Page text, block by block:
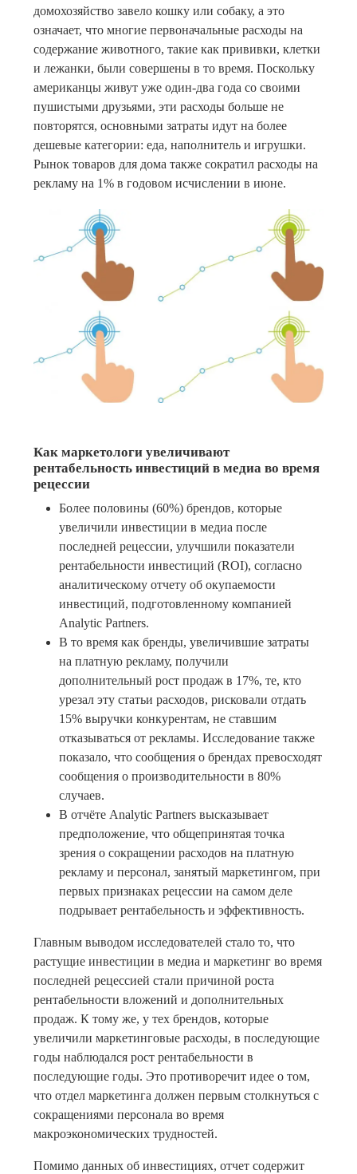
домохозяйство завело кошку или собаку, а это
означает, что многие первоначальные расходы на
содержание животного, такие как прививки, клетки
и лежанки, были совершены в то время. Поскольку
американцы живут уже один-два года со своими
пушистыми друзьями, эти расходы больше не
повторятся, основными затраты идут на более
дешевые категории: еда, наполнитель и игрушки.
Рынок товаров для дома также сократил расходы на
рекламу на 1% в годовом исчислении в июне.
Как маркетологи увеличивают
рентабельность инвестиций в медиа во время
рецессии
Более половины (60%) брендов, которые
увеличили инвестиции в медиа после
последней рецессии, улучшили показатели
рентабельности инвестиций (ROI), согласно
аналитическому отчету об окупаемости
инвестиций, подготовленному компанией
Analytic Partners.
В то время как бренды, увеличившие затраты
на платную рекламу, получили
дополнительный рост продаж в 17%, те, кто
урезал эту статьи расходов, рисковали отдать
15% выручки конкурентам, не ставшим
отказываться от рекламы. Исследование также
показало, что сообщения о брендах превосходят
сообщения о производительности в 80%
случаев.
В отчёте Analytic Partners высказывает
предположение, что общепринятая точка
зрения о сокращении расходов на платную
рекламу и персонал, занятый маркетингом, при
первых признаках рецессии на самом деле
подрывает рентабельность и эффективность.
Главным выводом исследователей стало то, что
растущие инвестиции в медиа и маркетинг во время
последней рецессией стали причиной роста
рентабельности вложений и дополнительных
продаж. К тому же, у тех брендов, которые
увеличили маркетинговые расходы, в последующие
годы наблюдался рост рентабельности в
последующие годы. Это противоречит идее о том,
что отдел маркетинга должен первым столкнуться с
сокращениями персонала во время
макроэкономических трудностей.
Помимо данных об инвестициях, отчет содержит